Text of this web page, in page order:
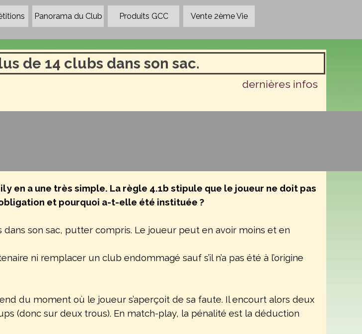
▼
Panorama du Club ▼
Produits GCC Vente 2ème Vie
de 14 clubs dans son sac.
dernières infos
en a une très simple. La règle 4.1b stipule que le joueur ne doit pas
et pourquoi a-t-elle été instituée ?
son sac, putter compris. Le joueur peut en avoir moins et en
ni remplacer un club endommagé sauf s’il n’a pas été à l’origine
du moment où le joueur s’aperçoit de sa faute. Il encourt alors deux
(donc sur deux trous). En match-play, la pénalité est la déduction